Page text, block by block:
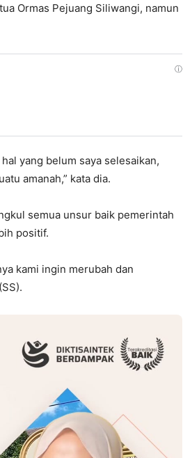
Ormas Pejuang Siliwangi, namun
ⓘ
yang belum saya selesaikan,
amanah,” kata dia.
semua unsur baik pemerintah
positif.
kami ingin merubah dan